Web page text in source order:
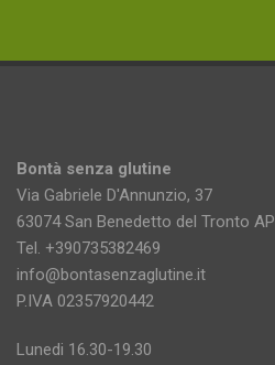
Bontà senza glutine
Via Gabriele D'Annunzio, 37
63074 San Benedetto del Tronto AP
Tel. +390735382469
info@bontasenzaglutine.it
P.IVA 02357920442
Lunedi 16.30-19.30